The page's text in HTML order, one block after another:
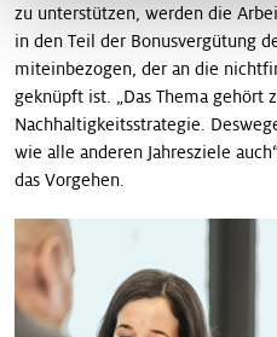
zu unterstützen, werden die
in den Teil der Bonusvergütung
miteinbezogen, der an die
geknüpft ist. „Das Thema gehört
Nachhaltigkeitsstrategie.
wie alle anderen Jahresziele
das Vorgehen.